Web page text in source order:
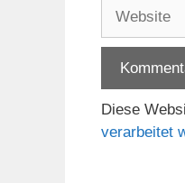
Diese
verarbeitet